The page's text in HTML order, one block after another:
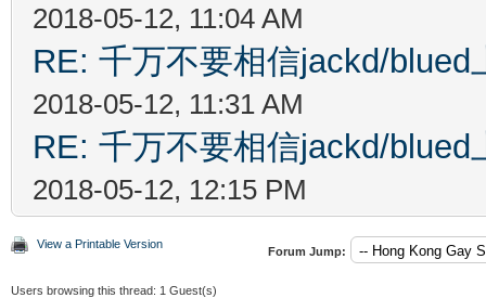
2018-05-12, 11:04 AM
RE: 千万不要相信jackd/
2018-05-12, 11:31 AM
RE: 千万不要相信jackd/
2018-05-12, 12:15 PM
View a Printable Version
Forum Jump:
Users browsing this thread: 1 Guest(s)